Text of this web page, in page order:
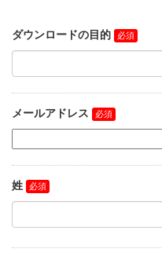
ダウンロードの目的
メールアドレス
姓